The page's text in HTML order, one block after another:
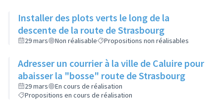
Installer des plots verts le long de la
descente de la route de Strasbourg
29 mars Non réalisable Propositions non réalisables
Adresser un courrier à la ville de Caluire pour
abaisser la "bosse" route de Strasbourg
29 mars
En cours de réalisation
Propositions en cours de réalisation